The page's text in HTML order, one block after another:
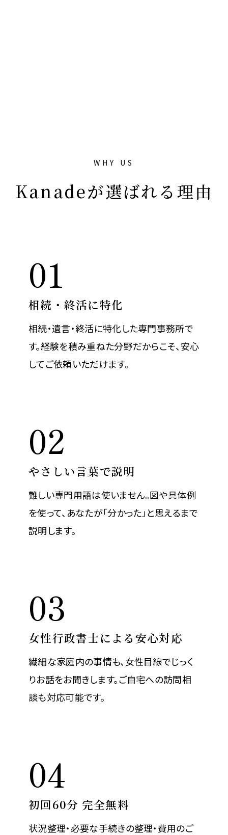
WHY US
Kanadeが選ばれる理由
01
相続・終活に特化
相続・遺言・終活に特化した専門事務所で
す。経験を積み重ねた分野だからこそ、安心
してご依頼いただけます。
02
やさしい言葉で説明
難しい専門用語は使いません。図や具体例
を使って、あなたが「分かった」と思えるまで
説明します。
03
女性行政書士による安心対応
繊細な家庭内の事情も、女性目線でじっく
りお話をお聞きします。ご自宅への訪問相
談も対応可能です。
04
初回60分 完全無料
状況整理・必要な手続きの整理・費用のご